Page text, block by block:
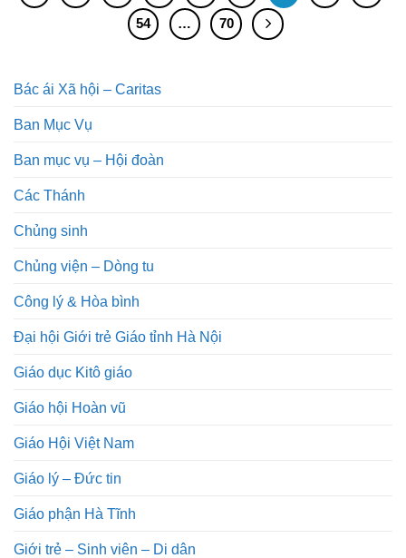
54 … 70
Bác ái Xã hội – Caritas
Ban Mục Vụ
Ban mục vụ – Hội đoàn
Các Thánh
Chủng sinh
Chủng viện – Dòng tu
Công lý & Hòa bình
Đại hội Giới trẻ Giáo tỉnh Hà Nội
Giáo dục Kitô giáo
Giáo hội Hoàn vũ
Giáo Hội Việt Nam
Giáo lý – Đức tin
Giáo phận Hà Tĩnh
Giới trẻ – Sinh viên – Di dân